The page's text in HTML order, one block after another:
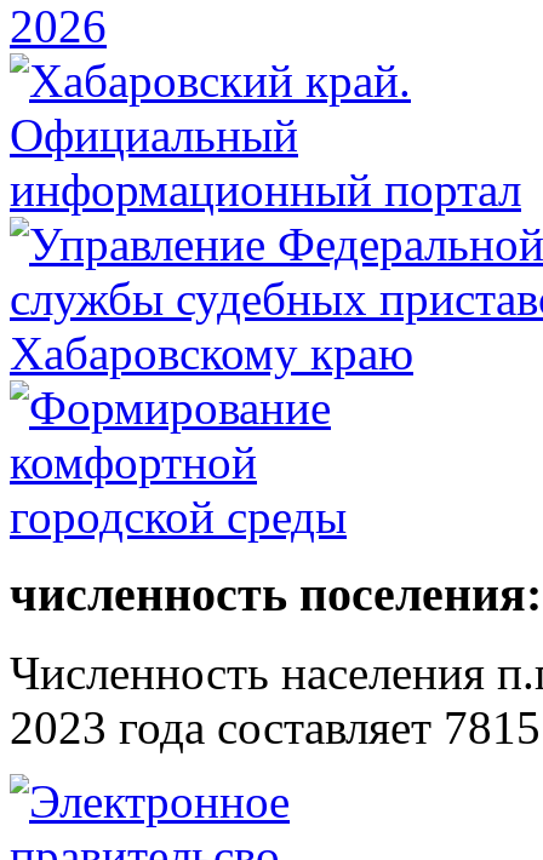
численность поселения:
Численность населения
2023 года составляет